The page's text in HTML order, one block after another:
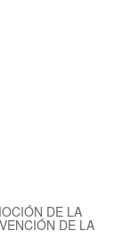
DE LA
DE LA